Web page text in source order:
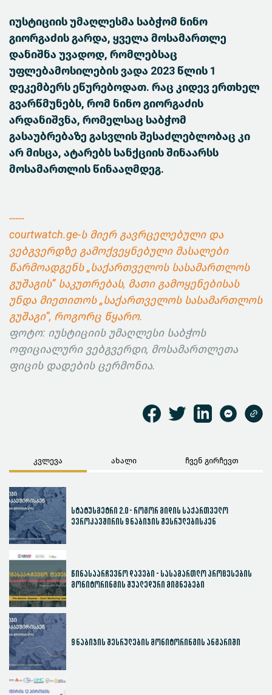
იუსტიციის უმაღლესმა საბჭომ ნინო
გიორგაძის გარდა, ყველა მოსამართლე
დანიშნა უვადოდ, რომლებსაც
უფლებამოსილების ვადა 2023 წლის 1
დეკემბერს ეწურებოდათ. რაც კიდევ ერთხელ
გვარწმუნებს, რომ ნინო გიორგაძის
არდანიშვნა, რომელსაც საბჭომ
გასაუბრებაზე გასვლის შესაძლებლობაც კი
არ მისცა, ატარებს სანქციის შინაარსს
მოსამართლის წინააღმდეგ.
-----
courtwatch.ge-ს მიერ გავრცელებული და
ვებგვერდზე გამოქვეყნებული მასალები
წარმოადგენს „საქართველოს სასამართლოს
გუშაგის“ საკუთრებას, მათი გამოყენებისას
უნდა მიეთითოს „საქართველოს სასამართლოს
გუშაგი“, როგორც წყარო.
ფოტო: იუსტიციის უმაღლესი საბჭოს
ოფიციალური ვებგვერდი, მოსამართლეთა
ფიცის დადების ცერმონია.
კვლევა ახალი ჩვენ გირჩევთ
სტატუსმეტრი 2.0 - როგორ მიდის საქართველო
ევროკავშირის 9 ნაბიჯის შესრულებისკენ
წინასაარჩევნო დავები - სასამართლო პროცესების
მონიტორინგის შუალედური მიგნებები
9 ნაბიჯის შესრულების მონიტორინგის ანგარიში